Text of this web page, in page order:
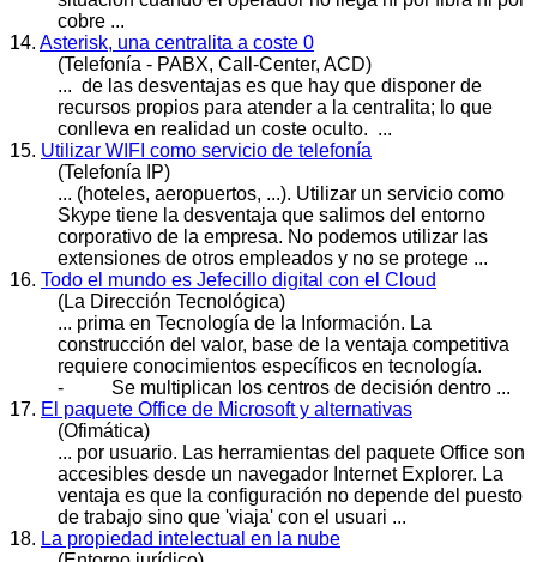
cobre ...
14. Asterisk, una centralita a coste 0
(Telefonía - PABX, Call-Center, ACD)
... de las desventajas es que hay que disponer de
recursos propios para atender a la centralita; lo que
conlleva en realidad un coste oculto. ...
15. Utilizar WIFI como servicio de telefonía
(Telefonía IP)
... (hoteles, aeropuertos, ...). Utilizar un servicio como
Skype tiene la desventaja que salimos del entorno
corporativo de la empresa. No podemos utilizar las
extensiones de otros empleados y no se protege ...
16. Todo el mundo es Jefecillo digital con el Cloud
(La Dirección Tecnológica)
... prima en Tecnología de la Información. La
construcción del valor, base de la ventaja competitiva
requiere conocimientos específicos en tecnología.
- Se multiplican los centros de decisión dentro ...
17. El paquete Office de Microsoft y alternativas
(Ofimática)
... por usuario. Las herramientas del paquete Office son
accesibles desde un navegador Internet Explorer. La
ventaja es que la configuración no depende del puesto
de trabajo sino que 'viaja' con el usuari ...
18. La propiedad intelectual en la nube